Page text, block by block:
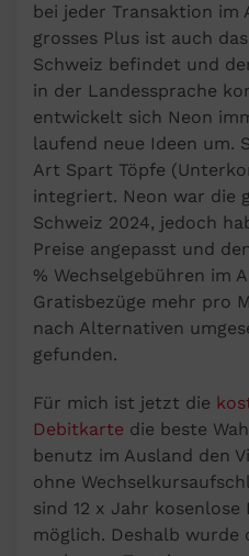
bei jeder Transaktion im
grosses Plus ist auch
Schweiz befindet und
in der Landessprache
entwickelt sich Neon
laufend neue Ideen um.
Art Spart Töpfe
integriert. Neon war die
Schweiz 2024, jedoch
Preise angepasst und
% Wechselgebühren im
Gratisbezüge mehr pro
nach Alternativen
gefunden.
Für mich ist jetzt die
Debitkarte die beste
benutz im Ausland den
ohne
sind 12 x Jahr kosenlose
möglich. Deshalb wurde